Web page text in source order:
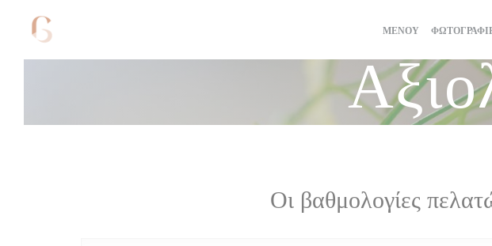
Πίνακας διαχείρισης "Μπισκότων" (Cookies)
ΜΕΝΟΎ
Οι βαθμολογίες